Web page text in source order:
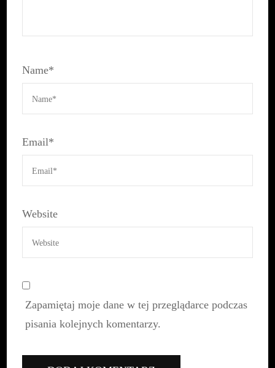
Name*
Email*
Website
Zapamiętaj moje dane w tej przeglądarce podczas
pisania kolejnych komentarzy.